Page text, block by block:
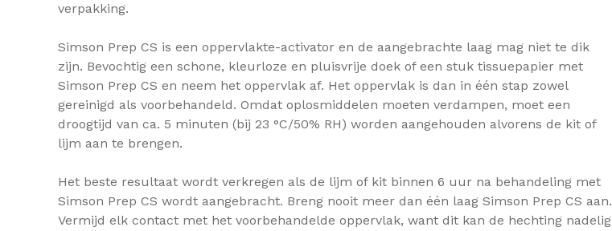
verpakking.
Simson Prep CS is een oppervlakte-activator en de aangebrachte laag mag niet te dik
zijn. Bevochtig een schone, kleurloze en pluisvrije doek of een stuk tissuepapier met
Simson Prep CS en neem het oppervlak af. Het oppervlak is dan in één stap zowel
gereinigd als voorbehandeld. Omdat oplosmiddelen moeten verdampen, moet een
droogtijd van ca. 5 minuten (bij 23 °C/50% RH) worden aangehouden alvorens de kit of
lijm aan te brengen.
Het beste resultaat wordt verkregen als de lijm of kit binnen 6 uur na behandeling met
Simson Prep CS wordt aangebracht. Breng nooit meer dan één laag Simson Prep CS aan.
Vermijd elk contact met het voorbehandelde oppervlak, want dit kan de hechting nadelig